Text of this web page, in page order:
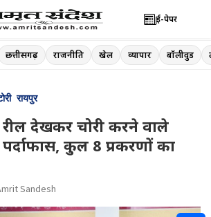
ई-पेपर
छत्तीसगढ़ राजनीति खेल व्यापार बॉलीवुड
रायपुर
देखकर चोरी करने वाले
कुल 8 प्रकरणों का
Sandesh